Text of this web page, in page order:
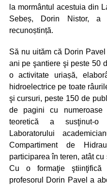
la mormântul acestuia din
Sebeș, Dorin Nistor,
recunoștință.
Să nu uităm că Dorin
ani pe şantiere şi peste 50
o activitate uriașă,
hidroelectrice pe toate
şi cursuri, peste 150 de
de pagini cu numeroase
teoretică a susţinut-o
Laboratorului
Compartiment de
participarea în teren, atât
Cu o formaţie ştiinţifică
profesorul Dorin Pavel a